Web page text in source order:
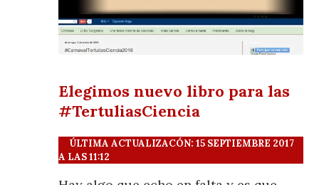
Elegimos nuevo libro para las
#TertuliasCiencia
ÚLTIMA ACTUALIZACÓN: 15 SEPTIEMBRE 2017
A LAS 11:12